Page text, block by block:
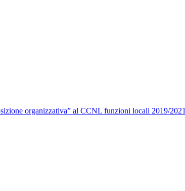
organizzativa” al CCNL funzioni locali 2019/2021